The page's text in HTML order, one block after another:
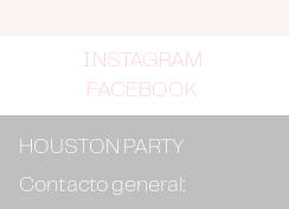
INSTAGRAM
FACEBOOK
HOUSTON PARTY
Contacto general: